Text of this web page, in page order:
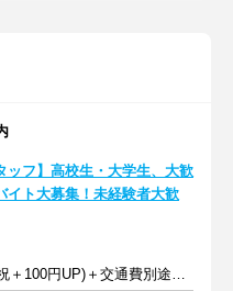
ッフ】高校生・大学生、大歓
イト大募集！未経験者大歓
時給1045円～(日祝＋100円UP)＋交通費別途支給